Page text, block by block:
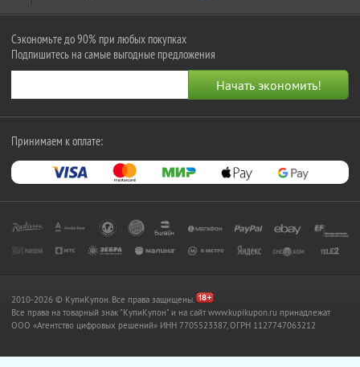
Сэкономьте до 90% при любых покупках
Подпишитесь на самые выгодные предложения
Принимаем к оплате:
2010-2026 © КупиКупон. Все права защищены.
Все права на товарный знак "КупиКупон" и на сайт www.kupikupon.ru принадлежат
OOO «Агентство цифровых решений» ИНН 7705523387, ОГРН 1127747063212